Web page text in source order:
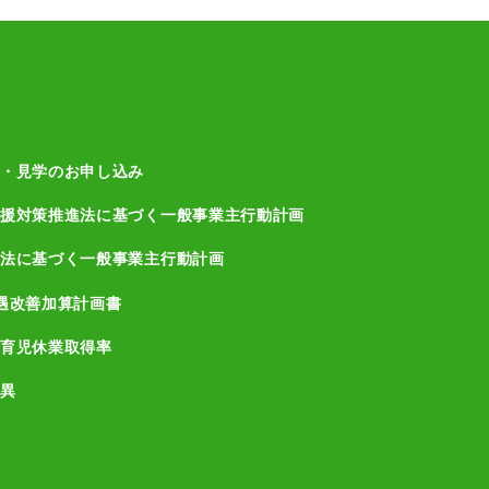
見学のお申し込み
対策推進法に基づく一般事業主行動計画
に基づく一般事業主行動計画
改善加算計画書
児休業取得率